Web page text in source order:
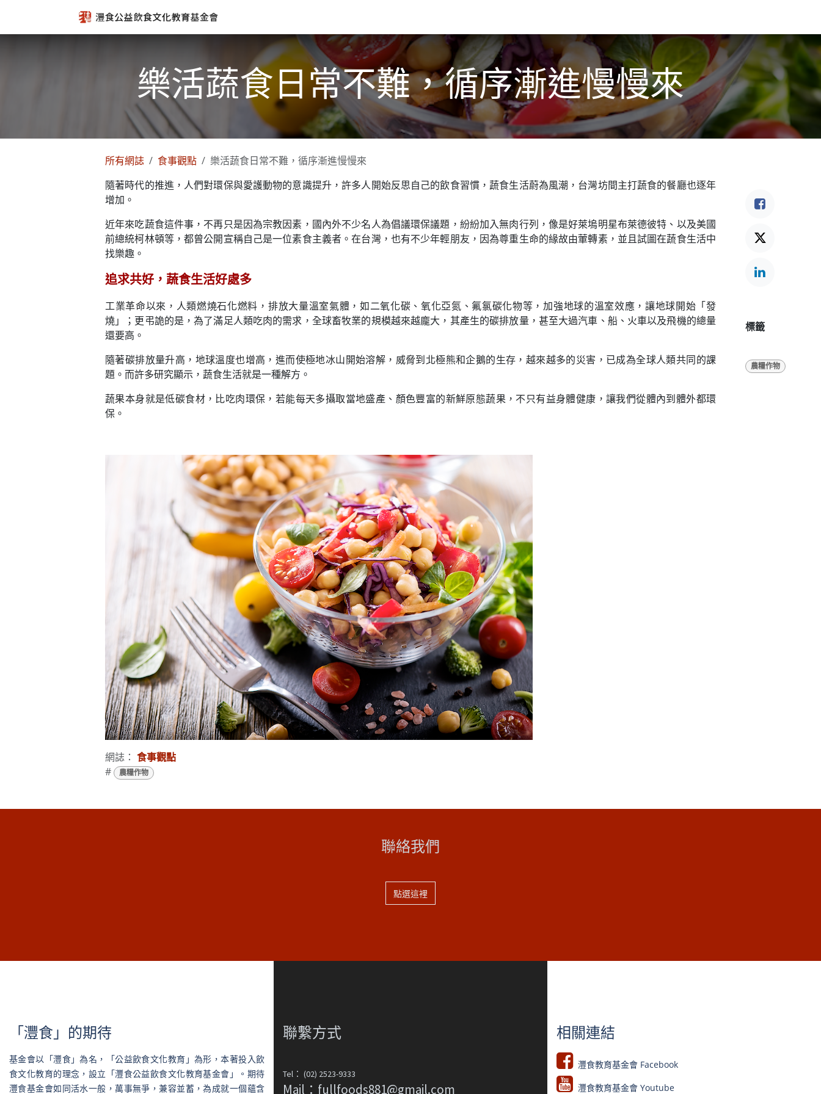
樂活蔬食日常不難，循序漸進慢慢來
所有網誌 食事觀點
樂活蔬食日常不難，循序漸進慢慢來
隨著時代的推進，人們對環保與愛護動物的意識提升，許多人開始反思自己的飲食習慣，蔬食生活蔚為風潮，台灣坊間主打蔬食的餐廳也逐年
增加。
近年來吃蔬食這件事，不再只是因為宗教因素，國內外不少名人為倡議環保議題，紛紛加入無肉行列，像是好萊塢明星布萊德彼特、以及美國
前總統柯林頓等，都曾公開宣稱自己是一位素食主義者。在台灣，也有不少年輕朋友，因為尊重生命的緣故由葷轉素，並且試圖在蔬食生活中
找樂趣。
追求共好，蔬食生活好處多
工業革命以來，人類燃燒石化燃料，排放大量溫室氣體，如二氧化碳、氧化亞氮、氟氯碳化物等，加強地球的溫室效應，讓地球開始「發
燒」；更弔詭的是，為了滿足人類吃肉的需求，全球畜牧業的規模越來越龐大，其產生的碳排放量，甚至大過汽車、船、火車以及飛機的總量
還要高。
隨著碳排放量升高，地球溫度也增高，進而使極地冰山開始溶解，威脅到北極熊和企鵝的生存，越來越多的災害，已成為全球人類共同的課
題。而許多研究顯示，蔬食生活就是一種解方。
蔬果本身就是低碳食材，比吃肉環保，若能每天多攝取當地盛產、顏色豐富的新鮮原態蔬果，不只有益身體健康，讓我們從體內到體外都環
保。
網誌： 食事觀點
#
農糧作物
標籤
農糧作物
聯絡我們
點選這裡
「灃食」的期待
基金會以「灃食」為名，「公益飲食文化教育」為形，本著投入飲
食文化教育的理念，設立「灃食公益飲食文化教育基金會」。期待
灃食基金會如同活水一般，萬事無爭，兼容並蓄，為成就一個蘊含
聯繫方式
Tel： (02) 2523-9333
Mail：fullfoods881@gmail.com
相關連結
灃食教育基金會 Facebook​
灃食教育基金會 Youtube​​